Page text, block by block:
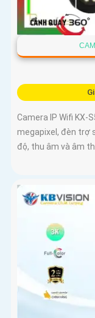
Camera IP Wifi KX-
megapixel, đèn trợ
độ, thu âm và âm